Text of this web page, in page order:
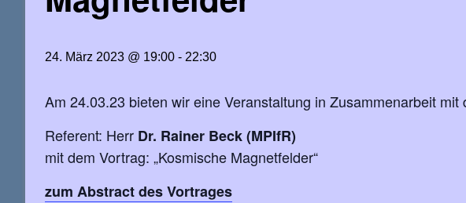
24. März 2023 @ 19:00 - 22:30
Am 24.03.23 bieten wir eine Veranstaltung in Zusammenarbeit
Referent: Herr Dr. Rainer Beck (MPIfR)
mit dem Vortrag: „Kosmische Magnetfelder“
zum Abstract des Vortrages